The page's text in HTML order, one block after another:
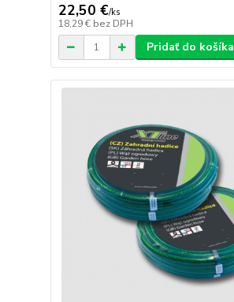
22,50 €/ks
18,29 € bez DPH
Pridať do košíka